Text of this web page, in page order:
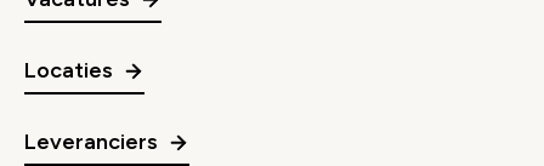
Locaties
Leveranciers